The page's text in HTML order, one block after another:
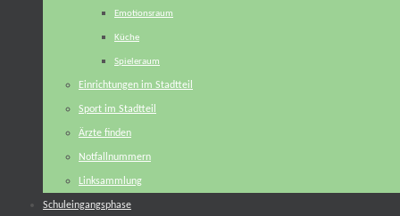
Emotionsraum
Küche
Spieleraum
Einrichtungen im Stadtteil
Sport im Stadtteil
Ärzte finden
Notfallnummern
Linksammlung
Schuleingangsphase